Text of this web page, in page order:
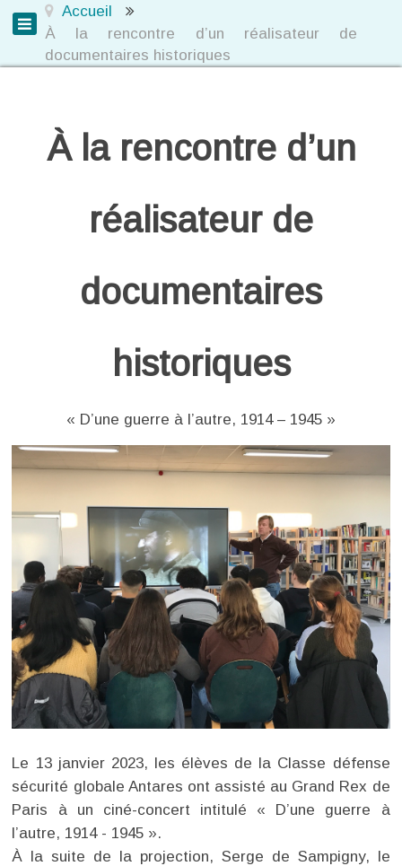
Accueil
À la rencontre d’un réalisateur de
documentaires historiques
À la rencontre d’un
réalisateur de
documentaires
historiques
« D’une guerre à l’autre, 1914 – 1945 »
Le 13 janvier 2023, les élèves de la Classe défense
sécurité globale Antares ont assisté au Grand Rex de
Paris à un ciné-concert intitulé « D’une guerre à
l’autre, 1914 - 1945 ».
À la suite de la projection, Serge de Sampigny, le